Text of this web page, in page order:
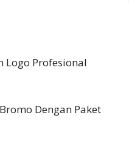
Logo Profesional
Dengan Paket